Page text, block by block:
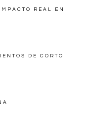
REAL EN
DE CORTO